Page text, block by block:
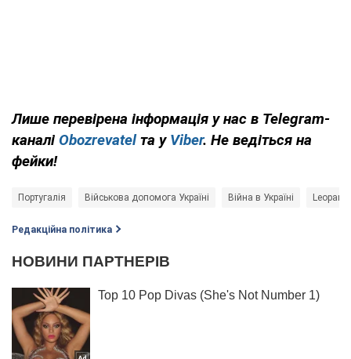
Лише перевірена інформація у нас в Telegram-
каналі Obozrevatelта у Viber. Не ведіться на
фейки!
Португалія Військова допомога Україні Війна в Україні Leopard
Редакційна політика